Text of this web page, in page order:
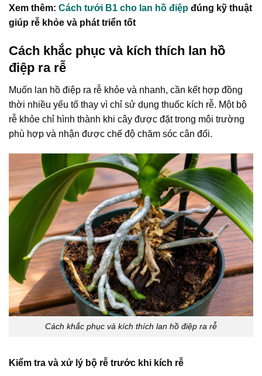
Xem thêm: Cách tưới B1 cho lan hồ điệp đúng kỹ thuật
giúp rễ khỏe và phát triển tốt
Cách khắc phục và kích thích lan hồ
điệp ra rễ
Muốn lan hồ điệp ra rễ khỏe và nhanh, cần kết hợp đồng
thời nhiều yếu tố thay vì chỉ sử dụng thuốc kích rễ. Một bộ
rễ khỏe chỉ hình thành khi cây được đặt trong môi trường
phù hợp và nhận được chế độ chăm sóc cân đối.
Cách khắc phục và kích thích lan hồ điệp ra rễ
Kiểm tra và xử lý bộ rễ trước khi kích rễ